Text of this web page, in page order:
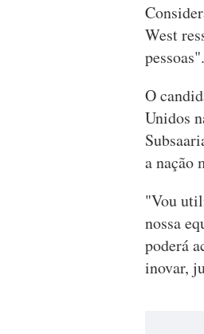
West
pessoas".
O
Unidos
a nação
"Vou
nossa
poderá
inovar,